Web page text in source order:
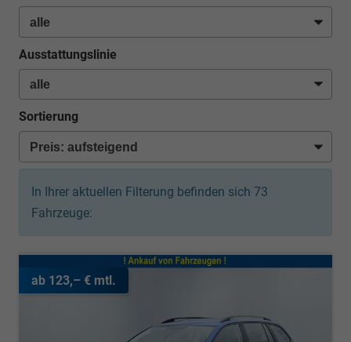
Ausstattungslinie
Sortierung
In Ihrer aktuellen Filterung befinden sich 73
Fahrzeuge:
ab 123,– € mtl.